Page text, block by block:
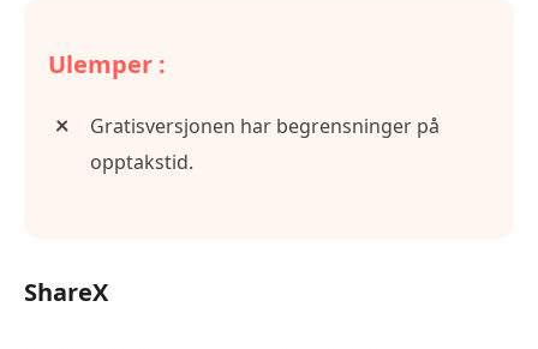
Ulemper :
Gratisversjonen har begrensninger på
opptakstid.
ShareX